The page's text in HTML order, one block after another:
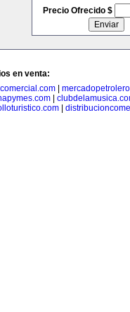
Precio Ofrecido $
en venta:
|